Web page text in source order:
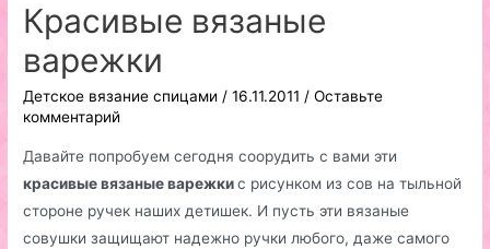
Красивые вязаные
варежки
Детское вязание спицами /16.11.2011 /Оставьте
комментарий
Давайте попробуем сегодня соорудить с вами эти
красивые вязаные варежкис рисунком из сов на тыльной
стороне ручек наших детишек. И пусть эти вязаные
совушки защищают надежно ручки любого, даже самого